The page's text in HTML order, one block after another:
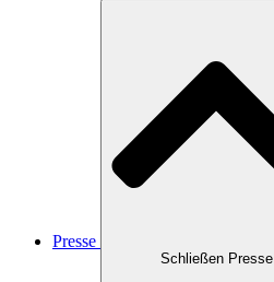
Presse
Schließen Presse